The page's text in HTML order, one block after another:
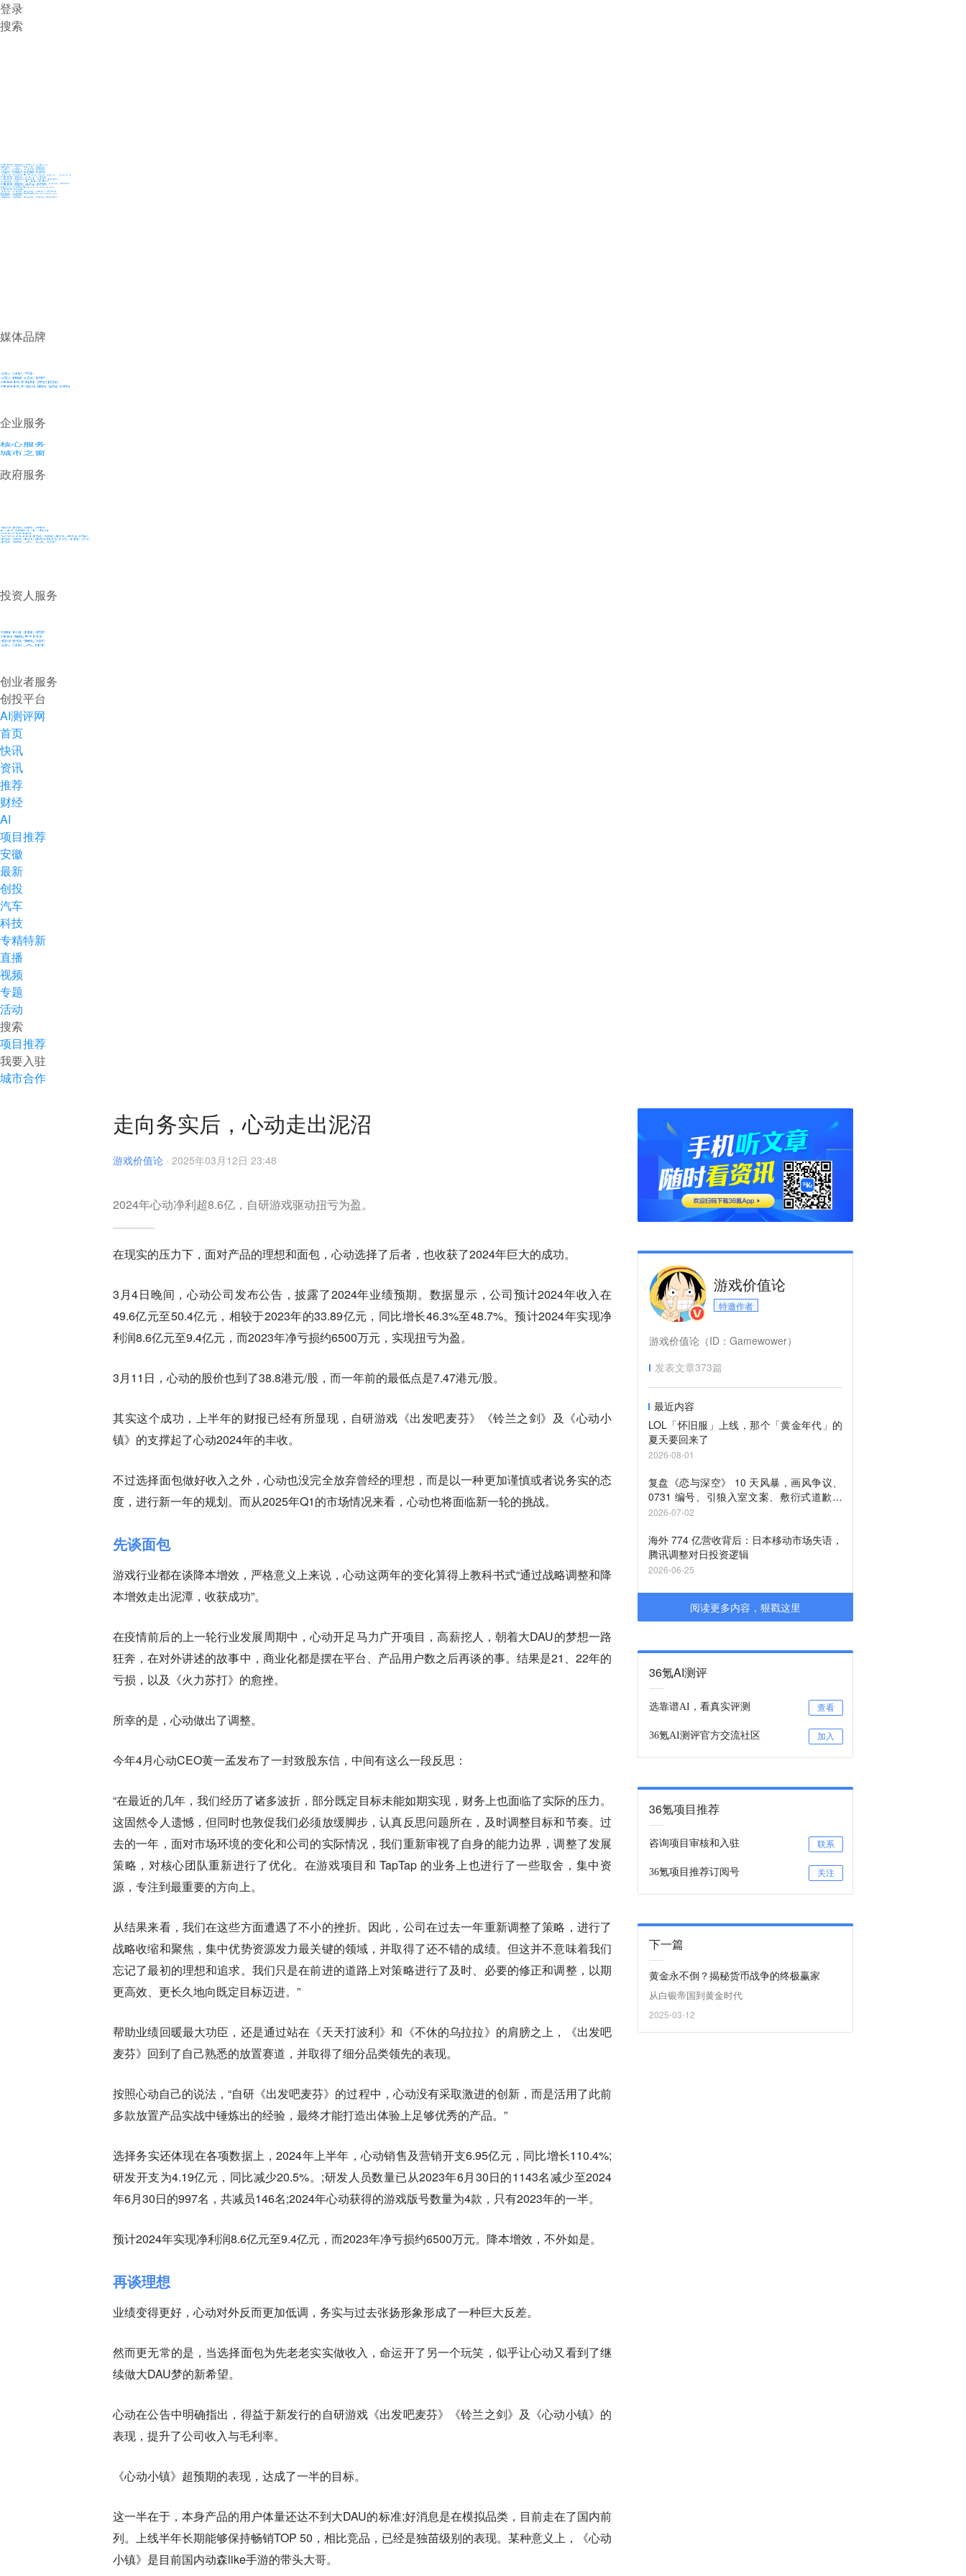
登录
搜索
36氪Auto
智能涌现
未来城市
启动Power on
36氪出海
潮生TIDE
36氪企服点评
36氪财经
职场bonus
36碳
暗涌Waves
硬氪
氪睿研究院
媒体品牌
企业号
企服点评
36Kr研究院
36Kr创新咨询
企业服务
核心服务
城市之窗
政府服务
创投发布
LP源计划
VClub
VClub投资机构库
投资机构职位推介
投资人认证
投资人服务
项目推荐
36氪Pro
创投氪堂
企业入驻
创业者服务
创投平台
AI测评网
首页
快讯
资讯
推荐
财经
AI
项目推荐
安徽
最新
创投
汽车
科技
专精特新
直播
视频
专题
活动
搜索
项目推荐
我要入驻
城市合作
走向务实后，心动走出泥沼
游戏价值论 · 2025年03月12日 23:48
2024年心动净利超8.6亿，自研游戏驱动扭亏为盈。
在现实的压力下，面对产品的理想和面包，心动选择了后者，也收获了2024年巨大的成功。
3月4日晚间，心动公司发布公告，披露了2024年业绩预期。数据显示，公司预计2024年收入在
49.6亿元至50.4亿元，相较于2023年的33.89亿元，同比增长46.3%至48.7%。预计2024年实现净
利润8.6亿元至9.4亿元，而2023年净亏损约6500万元，实现扭亏为盈。
3月11日，心动的股价也到了38.8港元/股，而一年前的最低点是7.47港元/股。
其实这个成功，上半年的财报已经有所显现，自研游戏《出发吧麦芬》《铃兰之剑》及《心动小
镇》的支撑起了心动2024年的丰收。
不过选择面包做好收入之外，心动也没完全放弃曾经的理想，而是以一种更加谨慎或者说务实的态
度，进行新一年的规划。而从2025年Q1的市场情况来看，心动也将面临新一轮的挑战。
先谈面包
游戏行业都在谈降本增效，严格意义上来说，心动这两年的变化算得上教科书式“通过战略调整和降
本增效走出泥潭，收获成功”。
在疫情前后的上一轮行业发展周期中，心动开足马力广开项目，高薪挖人，朝着大DAU的梦想一路
狂奔，在对外讲述的故事中，商业化都是摆在平台、产品用户数之后再谈的事。结果是21、22年的
亏损，以及《火力苏打》的愈挫。
所幸的是，心动做出了调整。
今年4月心动CEO黄一孟发布了一封致股东信，中间有这么一段反思：
“在最近的几年，我们经历了诸多波折，部分既定目标未能如期实现，财务上也面临了实际的压力。
这固然令人遗憾，但同时也敦促我们必须放缓脚步，认真反思问题所在，及时调整目标和节奏。过
去的一年，面对市场环境的变化和公司的实际情况，我们重新审视了自身的能力边界，调整了发展
策略，对核心团队重新进行了优化。在游戏项目和 TapTap 的业务上也进行了一些取舍，集中资
源，专注到最重要的方向上。
从结果来看，我们在这些方面遭遇了不小的挫折。因此，公司在过去一年重新调整了策略，进行了
战略收缩和聚焦，集中优势资源发力最关键的领域，并取得了还不错的成绩。但这并不意味着我们
忘记了最初的理想和追求。我们只是在前进的道路上对策略进行了及时、必要的修正和调整，以期
更高效、更长久地向既定目标迈进。”
帮助业绩回暖最大功臣，还是通过站在《天天打波利》和《不休的乌拉拉》的肩膀之上，《出发吧
麦芬》回到了自己熟悉的放置赛道，并取得了细分品类领先的表现。
按照心动自己的说法，“自研《出发吧麦芬》的过程中，心动没有采取激进的创新，而是活用了此前
多款放置产品实战中锤炼出的经验，最终才能打造出体验上足够优秀的产品。”
选择务实还体现在各项数据上，2024年上半年，心动销售及营销开支6.95亿元，同比增长110.4%;
研发开支为4.19亿元，同比减少20.5%。;研发人员数量已从2023年6月30日的1143名减少至2024
年6月30日的997名，共减员146名;2024年心动获得的游戏版号数量为4款，只有2023年的一半。
预计2024年实现净利润8.6亿元至9.4亿元，而2023年净亏损约6500万元。降本增效，不外如是。
再谈理想
业绩变得更好，心动对外反而更加低调，务实与过去张扬形象形成了一种巨大反差。
然而更无常的是，当选择面包为先老老实实做收入，命运开了另一个玩笑，似乎让心动又看到了继
续做大DAU梦的新希望。
心动在公告中明确指出，得益于新发行的自研游戏《出发吧麦芬》《铃兰之剑》及《心动小镇》的
表现，提升了公司收入与毛利率。
《心动小镇》超预期的表现，达成了一半的目标。
这一半在于，本身产品的用户体量还达不到大DAU的标准;好消息是在模拟品类，目前走在了国内前
列。上线半年长期能够保持畅销TOP 50，相比竞品，已经是独苗级别的表现。某种意义上，《心动
小镇》是目前国内动森like手游的带头大哥。
游戏价值论
特邀作者
游戏价值论（ID：Gamewower）
发表文章373篇
最近内容
LOL「怀旧服」上线，那个「黄金年代」的
夏天要回来了
2026-08-01
复盘《恋与深空》 10 天风暴，画风争议、
0731 编号、引狼入室文案、敷衍式道歉，
2026-07-02
海外 774 亿营收背后：日本移动市场失语，
腾讯调整对日投资逻辑
2026-06-25
阅读更多内容，狠戳这里
36氪AI测评
选靠谱AI，看真实评测 查看
36氪AI测评官方交流社区 加入
36氪项目推荐
咨询项目审核和入驻 联系
36氪项目推荐订阅号 关注
下一篇
黄金永不倒？揭秘货币战争的终极赢家
从白银帝国到黄金时代
2025-03-12